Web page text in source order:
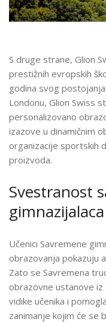
S druge strane, Glion
prestižnih evropskih
godina svog
Londonu, Glion Swiss
personalizovano
izazove u dinamičnim
organizacije sportskih
proizvoda.
Svestranost
gimnazijalaca
Učenici Savremene
obrazovanja pokazuju
Zato se Savremena
obrazovne ustanove iz
vidike učenika i
zanimanje kojim će se